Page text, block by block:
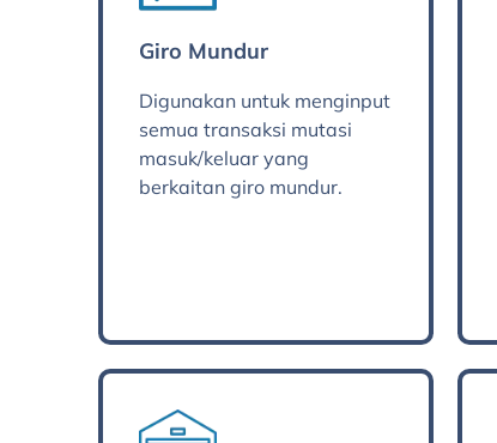
Giro Mundur
Digunakan untuk menginput
semua transaksi mutasi
masuk/keluar yang
berkaitan giro mundur.